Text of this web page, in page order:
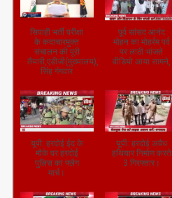
सिपाही भर्ती परीक्षा
के कदाचारमुक्त
संचालन की पूरी
तैयारी,एडीजी(मुख्यालय),जितेंद्र
सिंह गंगवार
पूर्व सांसद आनंद
मोहन का मोहर्रम पर्व
पर लाठी भांजते
वीडियो आया सामने,
यूपी: हरदोई ईद के
मौके पर हरदोई
पुलिस का फ्लैग
मार्च।
यूपी: हरदोई अवैध
हथियार निर्माण करते
3 गिरफ्तार।